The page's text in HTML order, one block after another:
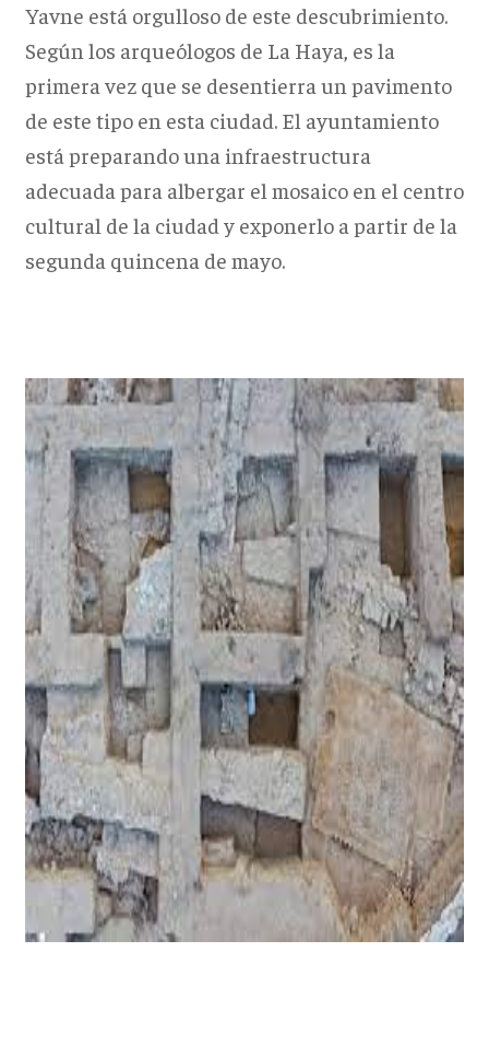
Yavne está orgulloso de este descubrimiento.
Según los arqueólogos de La Haya, es la
primera vez que se desentierra un pavimento
de este tipo en esta ciudad. El ayuntamiento
está preparando una infraestructura
adecuada para albergar el mosaico en el centro
cultural de la ciudad y exponerlo a partir de la
segunda quincena de mayo.